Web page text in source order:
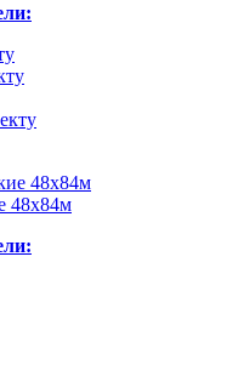
48х84м